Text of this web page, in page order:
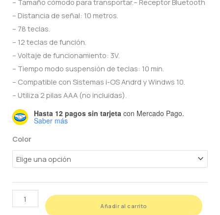
was:
is:
– Tamaño cómodo para transportar.– Receptor Bluetooth
– Distancia de señal: 10 metros.
– 78 teclas.
– 12 teclas de función.
– Voltaje de funcionamiento: 3V.
– Tiempo modo suspensión de teclas: 10 min.
– Compatible con Sistemas i-OS Andrd y Windws 10.
– Utiliza 2 pilas AAA (no incluidas).
Hasta 12 pagos sin tarjeta con Mercado Pago.
Saber más
Color
TECLADO
Añadir al carrito